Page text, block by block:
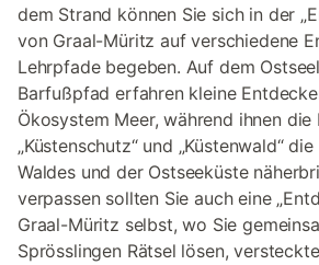
dem Strand können Sie sich in der
von Graal-Müritz auf verschiedene
Lehrpfade begeben. Auf dem
Barfußpfad erfahren kleine
Ökosystem Meer, während ihnen die
„Küstenschutz“ und „Küstenwald“
Waldes und der Ostseeküste
verpassen sollten Sie auch eine
Graal-Müritz selbst, wo Sie
Sprösslingen Rätsel lösen,